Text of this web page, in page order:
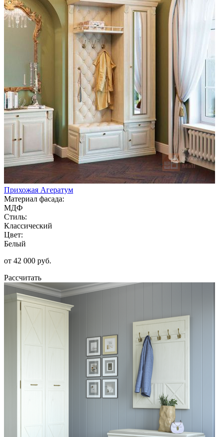
Прихожая Агератум
Материал фасада:
МДФ
Стиль:
Классический
Цвет:
Белый
от 42 000 руб.
Рассчитать